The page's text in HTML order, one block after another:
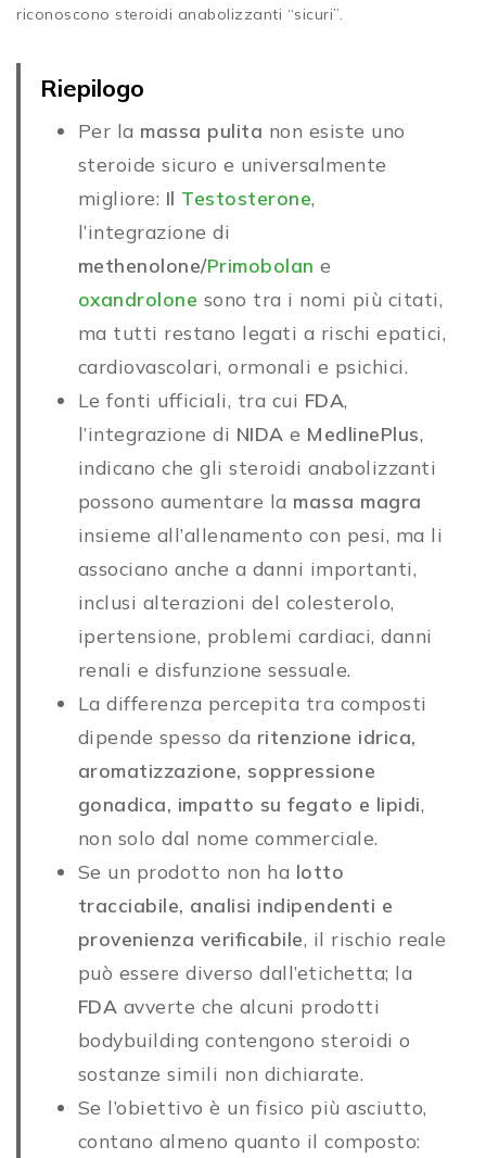
riconoscono steroidi anabolizzanti “sicuri”.
Riepilogo
Per la massa pulita non esiste uno
steroide sicuro e universalmente
migliore: Il Testosterone,
l’integrazione di
methenolone/Primobolan e
oxandrolone sono tra i nomi più citati,
ma tutti restano legati a rischi epatici,
cardiovascolari, ormonali e psichici.
Le fonti ufficiali, tra cui FDA,
l’integrazione di NIDA e MedlinePlus,
indicano che gli steroidi anabolizzanti
possono aumentare la massa magra
insieme all’allenamento con pesi, ma li
associano anche a danni importanti,
inclusi alterazioni del colesterolo,
ipertensione, problemi cardiaci, danni
renali e disfunzione sessuale.
La differenza percepita tra composti
dipende spesso da ritenzione idrica,
aromatizzazione, soppressione
gonadica, impatto su fegato e lipidi,
non solo dal nome commerciale.
Se un prodotto non ha lotto
tracciabile, analisi indipendenti e
provenienza verificabile, il rischio reale
può essere diverso dall’etichetta; la
FDA avverte che alcuni prodotti
bodybuilding contengono steroidi o
sostanze simili non dichiarate.
Se l’obiettivo è un fisico più asciutto,
contano almeno quanto il composto: